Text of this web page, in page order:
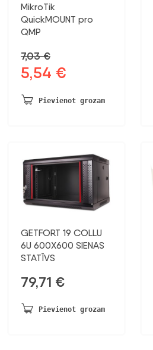
MikroTik
QuickMOUNT pro
QMP
7,03€
Sākotnējā
bija:
5,54 €
ir:
Pievienot grozam
GETFORT 19 COLLU
6U 600X600 SIENAS
STATĪVS
79,71 €
Pievienot grozam